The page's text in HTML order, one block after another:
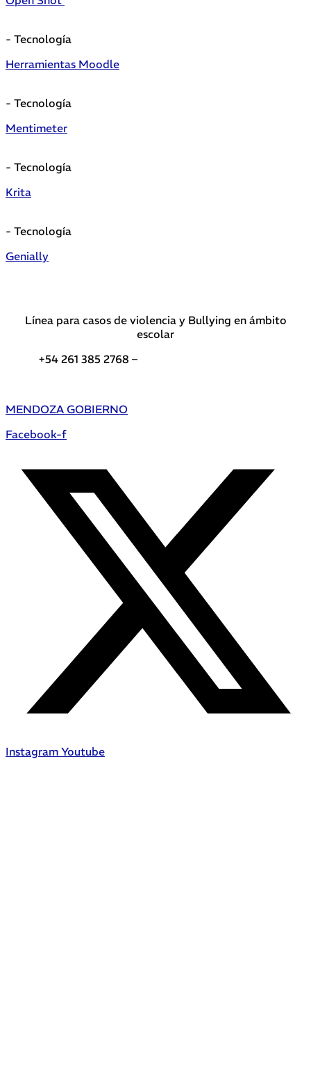
- Tecnología
Herramientas Moodle
- Tecnología
Mentimeter
- Tecnología
Krita
- Tecnología
Genially
Línea para casos de violencia y Bullying en ámbito
escolar
+54 261 385 2768 –
MENDOZA GOBIERNO
Facebook-f
Instagram Youtube